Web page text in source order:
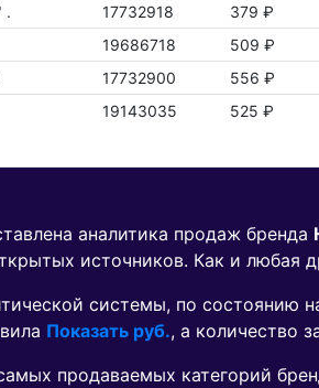
.
17732918 379 ₽
19686718 509 ₽
17732900 556 ₽
19143035 525 ₽
аналитика продаж бренда
источников. Как и любая
системы, по состоянию
Показать руб., а количество
продаваемых категорий